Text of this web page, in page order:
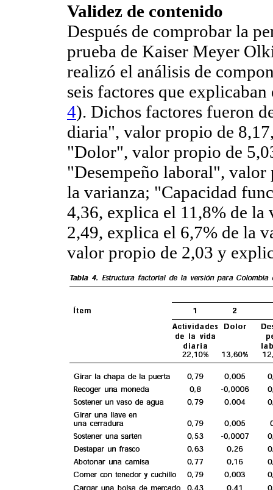
Validez de contenido
Después de comprobar la
prueba de Kaiser Meyer
realizó el análisis de
seis factores que
4). Dichos factores fueron
diaria", valor propio de
"Dolor", valor propio de
"Desempeño laboral",
la varianza; "Capacidad
4,36, explica el 11,8% de
2,49, explica el 6,7% de la
valor propio de 2,03 y